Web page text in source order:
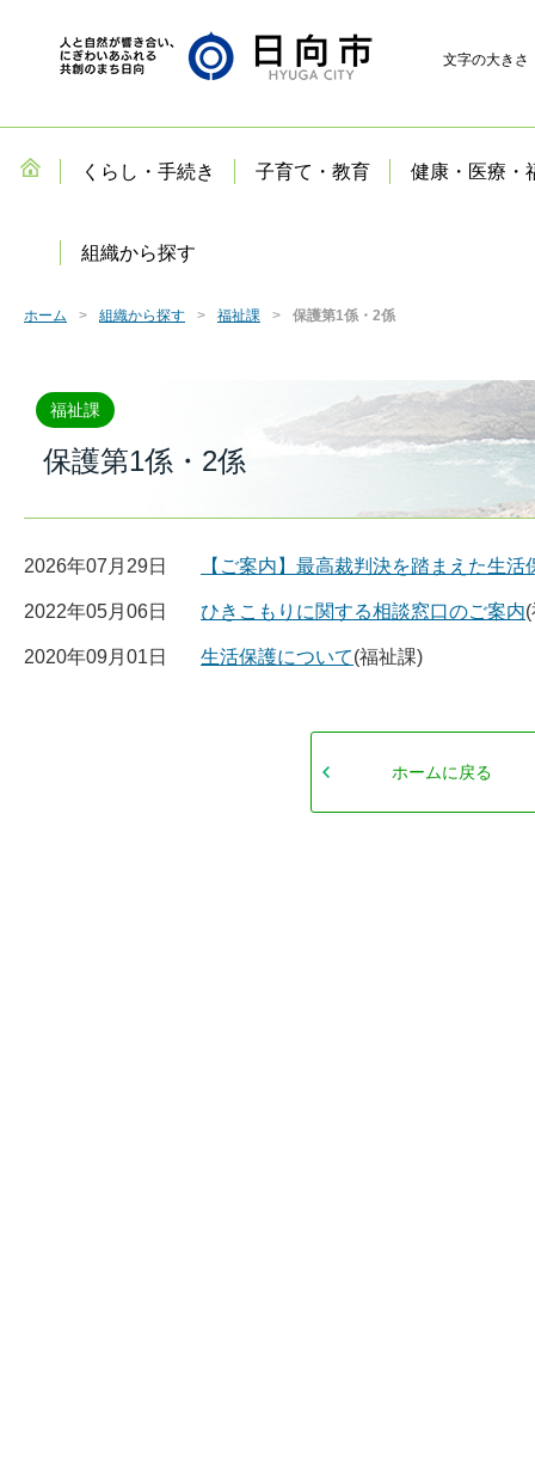
文字の大きさ
くらし・手続き 子育て・教育 健康・医療・
組織から探す
ホーム 組織から探す 福祉課 保護第1係・2係
福祉課
保護第1係・2係
2026年07月29日 【ご案内】最高裁判決を踏まえた生
2022年05月06日 ひきこもりに関する相談窓口のご案内
2020年09月01日 生活保護について(福祉課)
ホームに戻る